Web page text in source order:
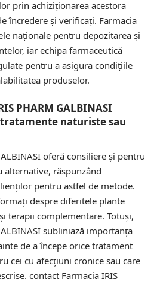
prin achiziționarea acestora
încredere și verificați. Farmacia
naționale pentru depozitarea și
iar echipa farmaceutică
pentru a asigura condițiile
produselor.
PHARM GALBINASI
naturiste sau
oferă consiliere și pentru
alternative, răspunzând
pentru astfel de metode.
despre diferitele plante
terapii complementare. Totuși,
subliniază importanța
de a începe orice tratament
cei cu afecțiuni cronice sau care
contact Farmacia IRIS